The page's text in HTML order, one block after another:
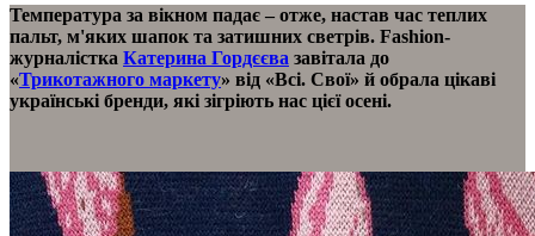
Температура за вікном падає – отже, настав час теплих
пальт, м'яких шапок та затишних светрів. Fashion-
журналістка Катерина Гордєєва завітала до
«Трикотажного маркету» вiд «Всі. Свої» й обрала цікаві
українські бренди, які зігріють нас цієї осені.